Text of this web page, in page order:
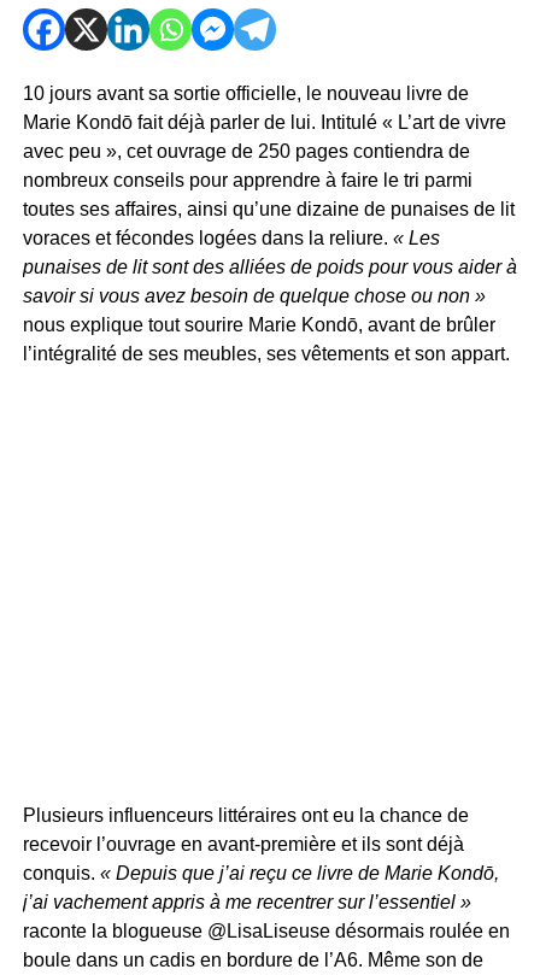
10 jours avant sa sortie officielle, le nouveau livre de
Marie Kondō fait déjà parler de lui. Intitulé « L’art de vivre
avec peu », cet ouvrage de 250 pages contiendra de
nombreux conseils pour apprendre à faire le tri parmi
toutes ses affaires, ainsi qu’une dizaine de punaises de lit
voraces et fécondes logées dans la reliure. « Les
punaises de lit sont des alliées de poids pour vous aider à
savoir si vous avez besoin de quelque chose ou non »
nous explique tout sourire Marie Kondō, avant de brûler
l’intégralité de ses meubles, ses vêtements et son appart.
Plusieurs influenceurs littéraires ont eu la chance de
recevoir l’ouvrage en avant-première et ils sont déjà
conquis. « Depuis que j’ai reçu ce livre de Marie Kondō,
j’ai vachement appris à me recentrer sur l’essentiel »
raconte la blogueuse @LisaLiseuse désormais roulée en
boule dans un cadis en bordure de l’A6. Même son de